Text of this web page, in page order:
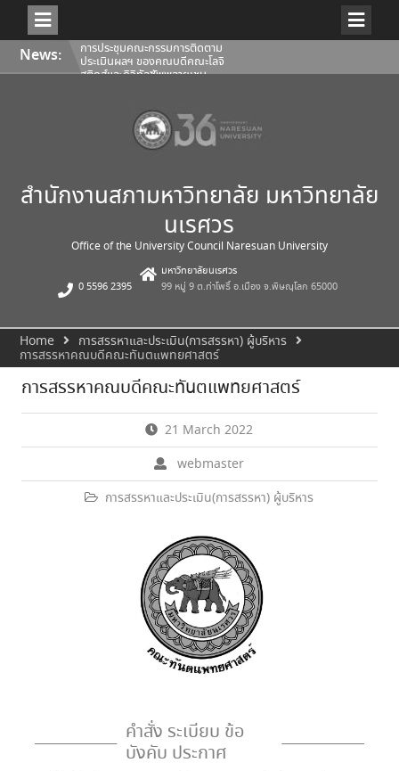
Skip
content
News: การประชุมคณะกรรมการติดตาม
ประเมินผลฯ ของคณบดีคณะโลจิ
สติกส์และดิจิทัลซัพพลายเชน
ครั้งที่ 350 (8/2569) วันเสาร์ที่ 1
สิงหาคม 2569
การประชุมคณะกรรมการติดตาม
ประเมินผลฯ ของคณบดีคณะ
สำนักงานสภามหาวิทยาลัย มหาวิทยาลัย
นเรศวร
Office of the University Council Naresuan University
0 5596 2395
มหาวิทยาลัยนเรศวร
99 หมู่ 9 ต.ท่าโพธิ์ อ.เมือง จ.พิษณุโลก 65000
Home
การสรรหาและประเมิน(การสรรหา) ผู้บริหาร
การสรรหาคณบดีคณะทันตแพทยศาสตร์
การสรรหาคณบดีคณะทันตแพทยศาสตร์
21 March 2022
webmaster
การสรรหาและประเมิน(การสรรหา) ผู้บริหาร
คำสั่ง ระเบียบ ข้อ
บังคับ ประกาศ